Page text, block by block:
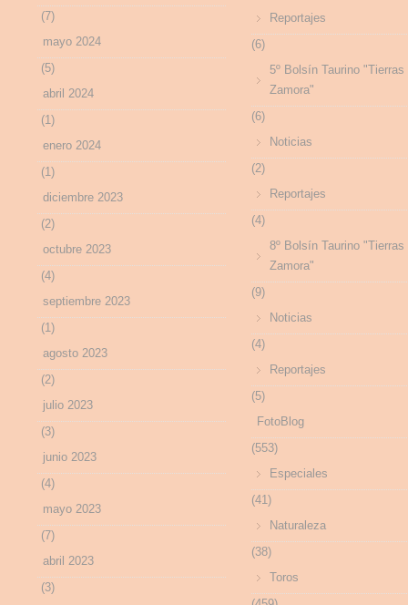
(7)
mayo 2024
(5)
abril 2024
(1)
enero 2024
(1)
diciembre 2023
(2)
octubre 2023
(4)
septiembre 2023
(1)
agosto 2023
(2)
julio 2023
(3)
junio 2023
(4)
mayo 2023
(7)
abril 2023
(3)
Reportajes
(6)
5º Bolsín Taurino "Tierras
Zamora"
(6)
Noticias
(2)
Reportajes
(4)
8º Bolsín Taurino "Tierras
Zamora"
(9)
Noticias
(4)
Reportajes
(5)
FotoBlog
(553)
Especiales
(41)
Naturaleza
(38)
Toros